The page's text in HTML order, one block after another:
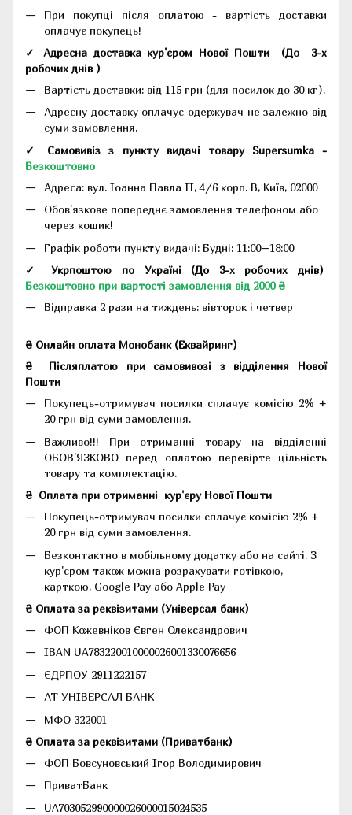
При покупці після оплатою - вартість доставки
оплачує покупець!
✓ Адресна доставка кур'єром Нової Пошти (До 3-х
робочих днів )
Вартість доставки: від 115 грн (для посилок до 30 кг).
Адресну доставку оплачує одержувач не залежно від
суми замовлення.
✓ Самовивіз з пункту видачі товару Supersumka -
Безкоштовно
Адреса: вул. Іоанна Павла II, 4/6 корп. В, Київ, 02000
Обов'язкове попереднє замовлення телефоном або
через кошик!
Графік роботи пункту видачі: Будні: 11:00–18:00
✓ Укрпоштою по Україні (До 3-х робочих днів)
Безкоштовно при вартості замовлення від 2000 ₴
Відправка 2 рази на тиждень: вівторок і четвер
₴ Онлайн оплата Монобанк (Еквайринг)
₴
Післяплатою при самовивозі з відділення Нової
Пошти
Покупець-отримувач посилки сплачує комісію 2% +
20 грн від суми замовлення.
Важливо!!! При отриманні товару на відділенні
ОБОВ'ЯЗКОВО перед оплатою перевірте цільність
товару та комплектацію.
₴ Оплата при отриманні кур'єру Нової Пошти
Покупець-отримувач посилки сплачує комісію 2% +
20 грн від суми замовлення.
Безконтактно в мобільному додатку або на сайті. З
кур'єром також можна розрахувати готівкою,
карткою, Google Pay або Apple Pay
₴ Оплата за реквізитами (Універсал банк)
ФОП Кожевніков Євген Олександрович
IBAN UA783220010000026001330076656
ЄДРПОУ 2911222157
АТ УНІВЕРСАЛ БАНК
МФО 322001
₴ Оплата за реквізитами (Приватбанк)
ФОП Бовсуновський Ігор Володимирович
ПриватБанк
UA703052990000026000015024535